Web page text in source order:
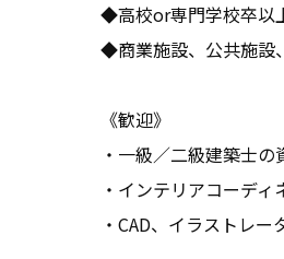
◆高校or専門学校卒以
◆商業施設、公共施設
《歓迎》
・一級／二級建築士の
・インテリアコーデ
・CAD、イラストレ